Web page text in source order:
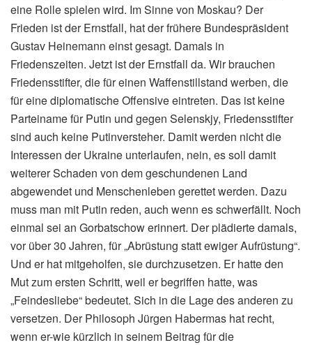
eine Rolle spielen wird. Im Sinne von Moskau? Der
Frieden ist der Ernstfall, hat der frühere Bundespräsident
Gustav Heinemann einst gesagt. Damals in
Friedenszeiten. Jetzt ist der Ernstfall da. Wir brauchen
Friedensstifter, die für einen Waffenstillstand werben, die
für eine diplomatische Offensive eintreten. Das ist keine
Parteiname für Putin und gegen Selenskjy, Friedensstifter
sind auch keine Putinversteher. Damit werden nicht die
Interessen der Ukraine unterlaufen, nein, es soll damit
weiterer Schaden von dem geschundenen Land
abgewendet und Menschenleben gerettet werden. Dazu
muss man mit Putin reden, auch wenn es schwerfällt. Noch
einmal sei an Gorbatschow erinnert. Der plädierte damals,
vor über 30 Jahren, für „Abrüstung statt ewiger Aufrüstung“.
Und er hat mitgeholfen, sie durchzusetzen. Er hatte den
Mut zum ersten Schritt, weil er begriffen hatte, was
„Feindesliebe“ bedeutet. Sich in die Lage des anderen zu
versetzen. Der Philosoph Jürgen Habermas hat recht,
wenn er-wie kürzlich in seinem Beitrag für die